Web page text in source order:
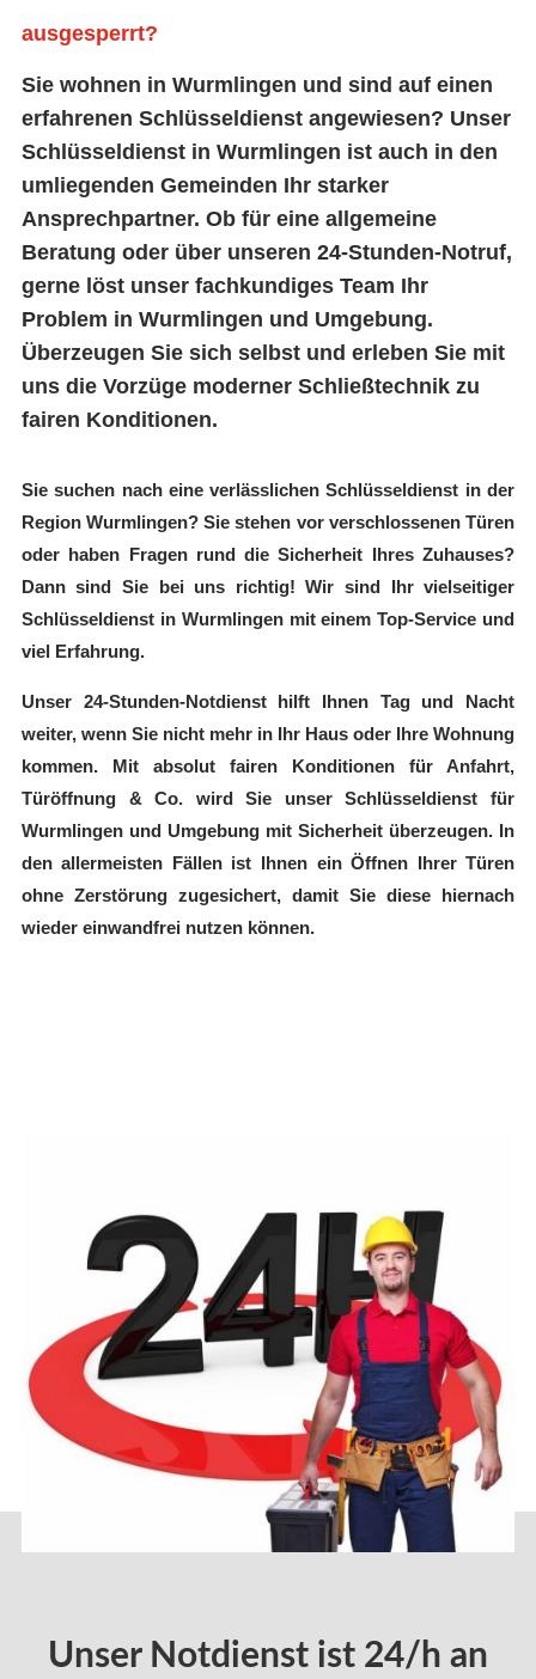
ausgesperrt?
Sie wohnen in Wurmlingen und sind auf einen
erfahrenen Schlüsseldienst angewiesen? Unser
Schlüsseldienst in Wurmlingen ist auch in den
umliegenden Gemeinden Ihr starker
Ansprechpartner. Ob für eine allgemeine
Beratung oder über unseren 24-Stunden-Notruf,
gerne löst unser fachkundiges Team Ihr
Problem in Wurmlingen und Umgebung.
Überzeugen Sie sich selbst und erleben Sie mit
uns die Vorzüge moderner Schließtechnik zu
fairen Konditionen.
Sie suchen nach eine verlässlichen Schlüsseldienst in der
Region Wurmlingen? Sie stehen vor verschlossenen Türen
oder haben Fragen rund die Sicherheit Ihres Zuhauses?
Dann sind Sie bei uns richtig! Wir sind Ihr vielseitiger
Schlüsseldienst in Wurmlingen mit einem Top-Service und
viel Erfahrung.
Unser 24-Stunden-Notdienst hilft Ihnen Tag und Nacht
weiter, wenn Sie nicht mehr in Ihr Haus oder Ihre Wohnung
kommen. Mit absolut fairen Konditionen für Anfahrt,
Türöffnung & Co. wird Sie unser Schlüsseldienst für
Wurmlingen und Umgebung mit Sicherheit überzeugen. In
den allermeisten Fällen ist Ihnen ein Öffnen Ihrer Türen
ohne Zerstörung zugesichert, damit Sie diese hiernach
wieder einwandfrei nutzen können.
Unser Notdienst ist 24/h an